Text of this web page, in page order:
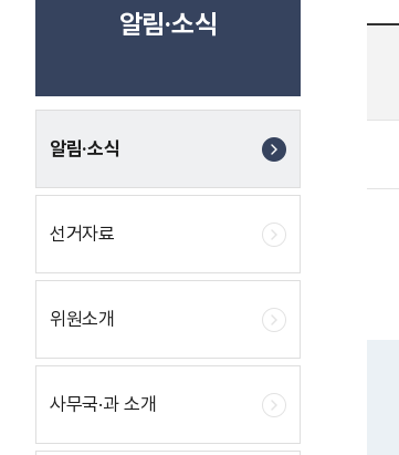
알림·소식
알림·소식
선거자료
위원소개
사무국·과 소개